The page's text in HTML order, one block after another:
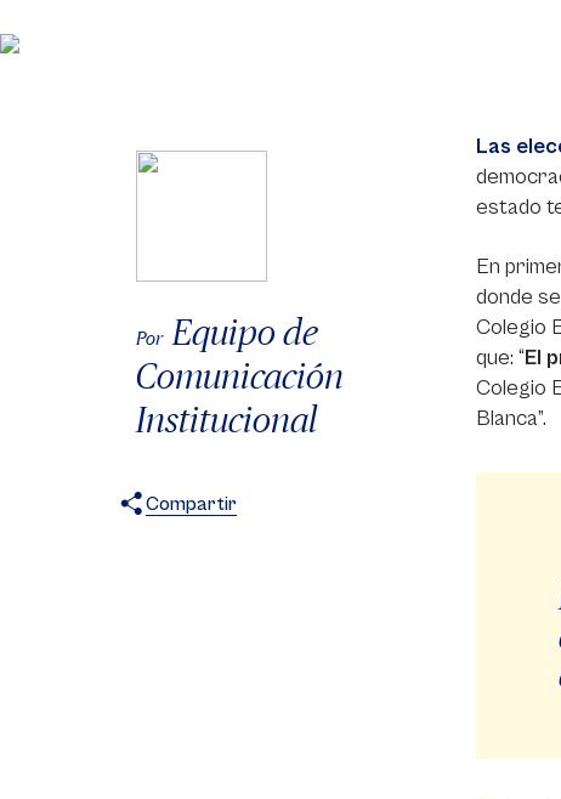
Por Equipo de
Comunicación
Institucional
Compartir
Las
estado
En
donde
Colegio
que: “El
Colegio
Blanca”.